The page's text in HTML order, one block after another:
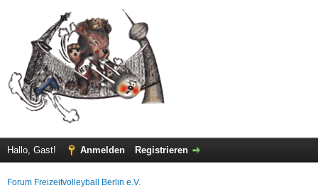
Hallo, Gast! Anmelden Registrieren
Forum Freizeitvolleyball Berlin e.V.